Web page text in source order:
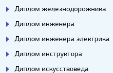
Диплом железнодорожника
Диплом инженера
Диплом инженера электрика
Диплом инструктора
Диплом искусствоведа